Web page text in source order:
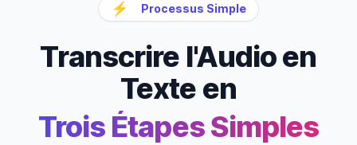
⚡ Processus Simple
Transcrire l'Audio en
Texte en
Trois Étapes Simples